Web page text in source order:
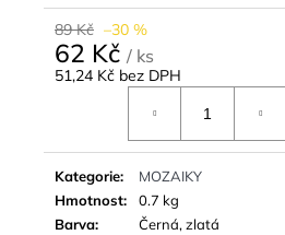
89 Kč –30 %
62 Kč / ks
51,24 Kč bez DPH
Kategorie:
MOZAIKY
Hmotnost:
0.7 kg
Barva:
Černá, zlatá